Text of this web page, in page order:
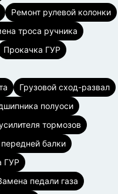
Ремонт рулевой колонки
троса ручника
Прокачка ГУР
Грузовой сход-развал
полуоси
тормозов
балки
ГУР
педали газа